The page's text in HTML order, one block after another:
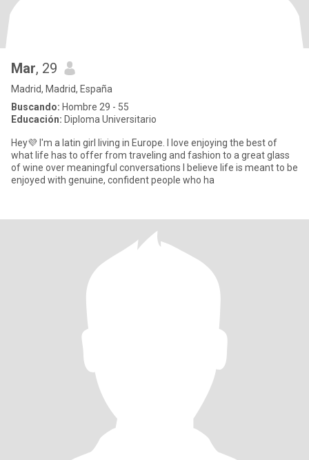
Mar, 29
Madrid, Madrid, España
Buscando: Hombre 29 - 55
Educación: Diploma Universitario
Hey💜 I'm a latin girl living in Europe. I love enjoying the best of
what life has to offer from traveling and fashion to a great glass
of wine over meaningful conversations I believe life is meant to be
enjoyed with genuine, confident people who ha